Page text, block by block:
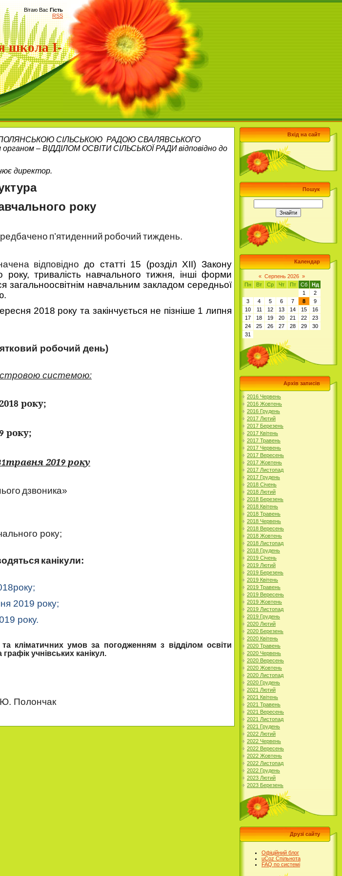
Вітаю Вас Гість
RSS
школа І-
– ПОЛЯНСЬКОЮ СІЛЬСЬКОЮ РАДОЮ СВАЛЯВСЬКОГО
– ВІДДІЛОМ ОСВІТИ СІЛЬСЬКОЇ РАДИ відповідно до
директор.
року
п’ятиденний робочийтиждень.
відповідно до статті 15 (розділ ХІІ) Закону
року, тривалість навчального тижня, інші форми
загальноосвітнім навчальним закладом середньої
2018 року та закінчується не пізніше 1 липня
робочий день)
системою:
8 року;
9 року;
травня 2019 року
дзвоника»
року;
канікули:
8року;
2019 року;
9 року.
кліматичних умов за погодженням з відділом освіти
учнівських канікул.
Вхід на сайт
Пошук
Календар
« Серпень 2026 »
Пн
Вт Ср Чт Пт Сб
Нд
1
2
3
4 5 6 7 8
9
10
11 12 13 14 15
16
17
18 19 20 21 22
23
24
25 26 27 28 29
30
31
Архів записів
2016 Червень
2016 Жовтень
2016 Грудень
2017 Лютий
2017 Березень
2017 Квітень
2017 Травень
2017 Червень
2017 Вересень
2017 Жовтень
2017 Листопад
2017 Грудень
2018 Січень
2018 Лютий
2018 Березень
2018 Квітень
2018 Травень
2018 Червень
2018 Вересень
2018 Жовтень
2018 Листопад
2018 Грудень
2019 Січень
2019 Лютий
2019 Березень
2019 Квітень
2019 Травень
2019 Вересень
2019 Жовтень
2019 Листопад
2019 Грудень
2020 Лютий
2020 Березень
2020 Квітень
2020 Травень
2020 Червень
2020 Вересень
2020 Жовтень
2020 Листопад
2020 Грудень
2021 Лютий
2021 Квітень
2021 Травень
2021 Вересень
2021 Листопад
2021 Грудень
2022 Лютий
2022 Червень
2022 Вересень
2022 Жовтень
2022 Листопад
2022 Грудень
2023 Лютий
2023 Березень
Друзі сайту
Офіційний блог
uCoz Спільнота
FAQ по системі